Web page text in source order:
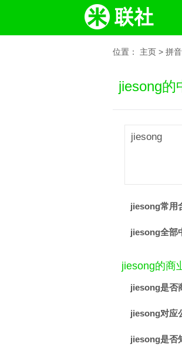
位置： 主页 > 拼
jiesong的
jiesong
jiesong常用
jiesong全部
jiesong的商
jiesong是否
jiesong对应
jiesong是否